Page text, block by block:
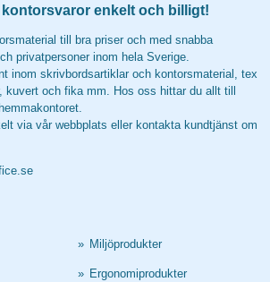
enkelt och billigt!
till bra priser och med snabba
privatpersoner inom hela Sverige.
inom skrivbordsartiklar och kontorsmaterial, tex
kuvert och fika mm. Hos oss hittar du allt till
via vår webbplats eller kontakta kundtjänst om
» Miljöprodukter
» Ergonomiprodukter